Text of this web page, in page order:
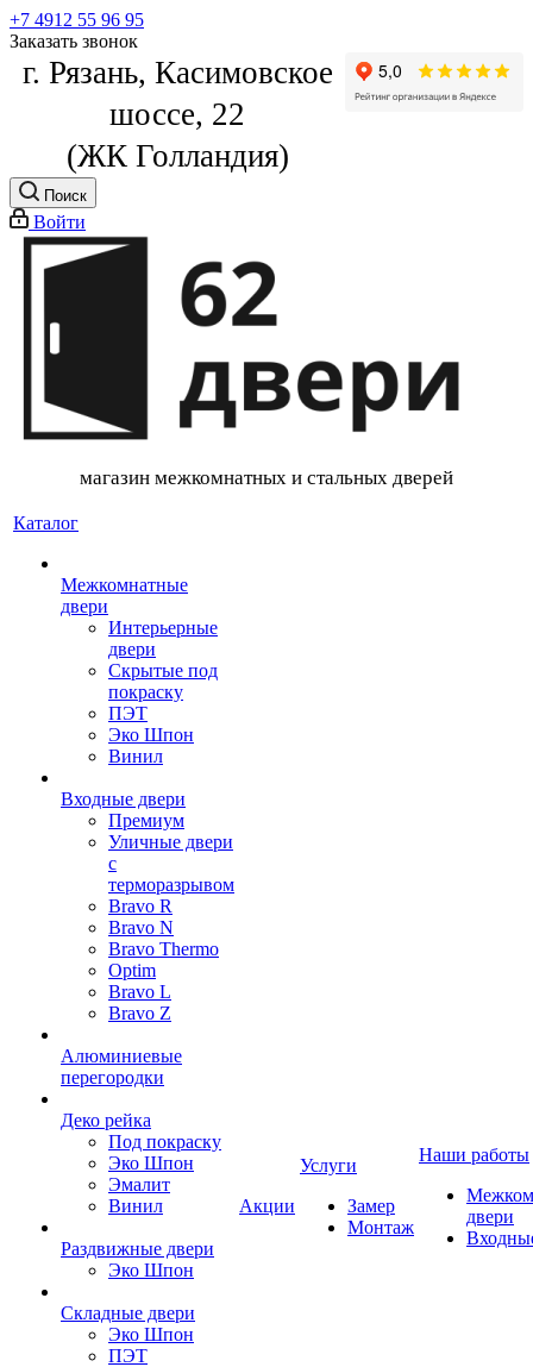
+7 4912 55 96 95
Заказать звонок
г. Рязань, Касимовское
шоссе, 22
(ЖК Голландия)
Поиск
Войти
магазин межкомнатных и стальных дверей
Каталог
Межкомнатные
двери
Интерьерные
двери
Скрытые под
покраску
ПЭТ
Эко Шпон
Винил
Входные двери
Премиум
Уличные двери
с
терморазрывом
Bravo R
Bravo N
Bravo Thermo
Optim
Bravo L
Bravo Z
Алюминиевые
перегородки
Деко рейка
Под покраску
Эко Шпон
Эмалит
Винил
Раздвижные двери
Эко Шпон
Складные двери
Эко Шпон
ПЭТ
Акции
Услуги
Замер
Монтаж
Наши работы
двери